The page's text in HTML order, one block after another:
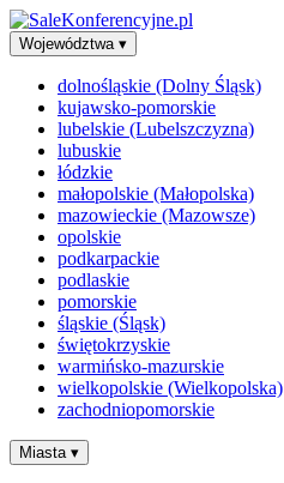
Województwa ▾
dolnośląskie (Dolny Śląsk)
kujawsko-pomorskie
lubelskie (Lubelszczyzna)
lubuskie
łódzkie
małopolskie (Małopolska)
mazowieckie (Mazowsze)
opolskie
podkarpackie
podlaskie
pomorskie
śląskie (Śląsk)
świętokrzyskie
warmińsko-mazurskie
wielkopolskie (Wielkopolska)
zachodniopomorskie
Miasta ▾